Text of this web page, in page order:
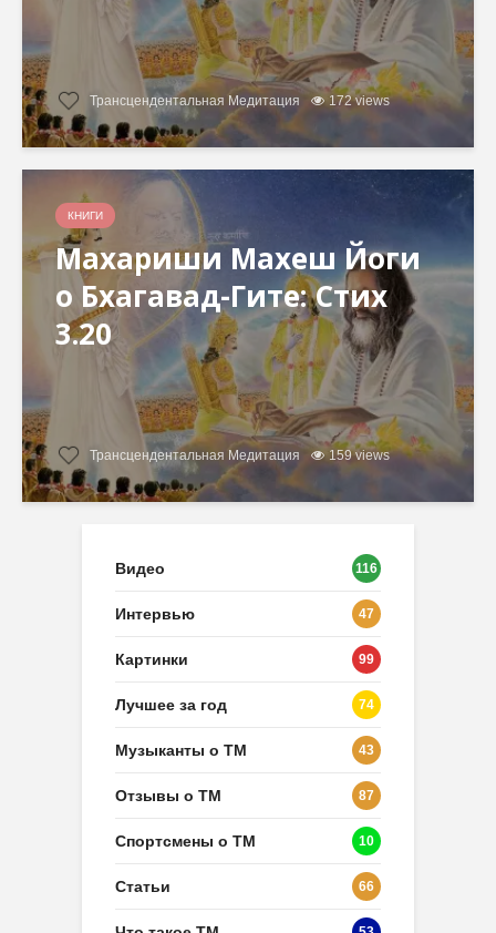
Трансцендентальная Медитация 172 views
КНИГИ
Махариши Махеш Йоги
о Бхагавад-Гите: Стих
3.20
Трансцендентальная Медитация 159 views
Видео 116
Интервью 47
Картинки 99
Лучшее за год 74
Музыканты о ТМ 43
Отзывы о ТМ 87
Спортсмены о ТМ 10
Статьи 66